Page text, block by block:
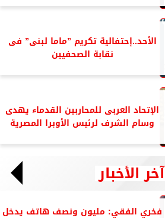
الأحد..إحتفالية تكريم ”ماما لبنى” فى
نقابة الصحفيين
الإتحاد العربى للمحاربين القدماء يهدى
وسام الشرف لرئيس الأوبرا المصرية
آخر الأخبار
فخري الفقي: مليون ونصف هاتف يدخل